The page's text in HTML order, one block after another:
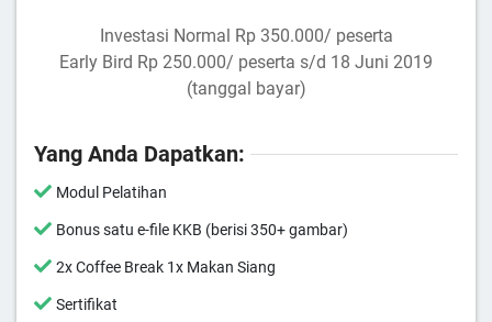
Investasi Normal Rp 350.000/ peserta
Early Bird Rp 250.000/ peserta s/d 18 Juni 2019
(tanggal bayar)
Yang Anda Dapatkan:
Modul Pelatihan
Bonus satu e-file KKB (berisi 350+ gambar)
2x Coffee Break 1x Makan Siang
Sertifikat